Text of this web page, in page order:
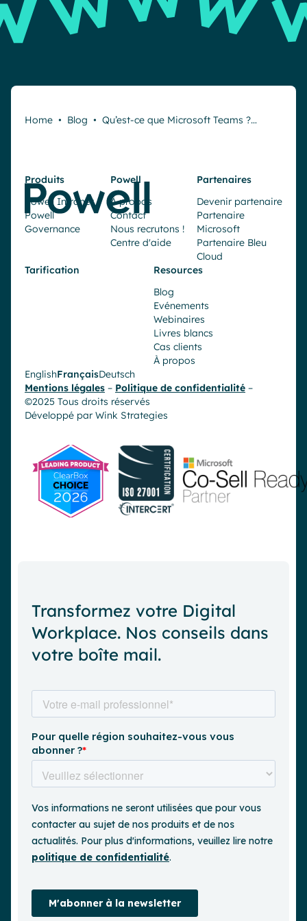
Home • Blog • Qu’est-ce que Microsoft Teams ?…
Produits
Powell Intranet
Powell
Governance
Powell
À propos
Contact
Nous recrutons !
Centre d'aide
Partenaires
Devenir partenaire
Partenaire
Microsoft
Partenaire Bleu
Cloud
Tarification
Resources
Blog
Evénements
Webinaires
Livres blancs
Cas clients
À propos
EnglishFrançaisDeutsch
Mentions légales – Politique de confidentialité –
©2025 Tous droits réservés
Développé par Wink Strategies
Transformez votre Digital
Workplace. Nos conseils dans
votre boîte mail.